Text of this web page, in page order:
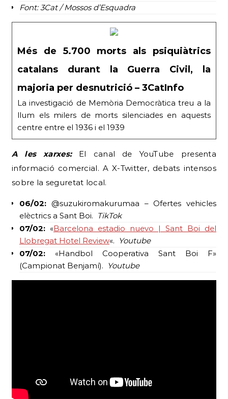
Font: 3Cat / Mossos d’Esquadra
Més de 5.700 morts als psiquiàtrics
catalans durant la Guerra Civil, la
majoria per desnutrició – 3CatInfo
La investigació de Memòria Democràtica treu a la
llum els milers de morts silenciades en aquests
centre entre el 1936 i el 1939
A les xarxes: El canal de YouTube presenta
informació comercial. A X-Twitter, debats intensos
sobre la seguretat local.
06/02: @suzukiromakurumaa – Ofertes vehicles
elèctrics a Sant Boi. TikTok
07/02: «Barcelona estadio nuevo | Sant Boi del
Llobregat Hotel Review«. Youtube
07/02: «Handbol Cooperativa Sant Boi F»
(Campionat Benjamí). Youtube